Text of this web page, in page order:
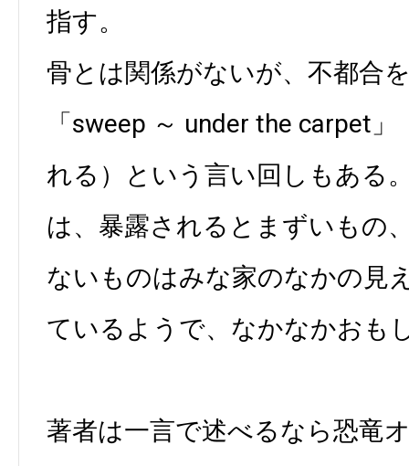
指す。
骨とは関係がないが、不都合
「sweep ～ under the carpet
れる）という言い回しもある
は、暴露されるとまずいもの
ないものはみな家のなかの見
ているようで、なかなかおも
著者は一言で述べるなら恐竜